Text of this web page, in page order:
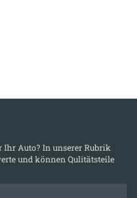
Ihr Auto? In unserer Rubrik
und können Qulitätsteile